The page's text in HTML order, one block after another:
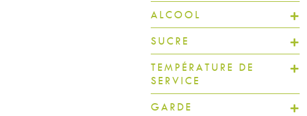
ALCOOL
SUCRE
TEMPÉRATURE DE
SERVICE
GARDE